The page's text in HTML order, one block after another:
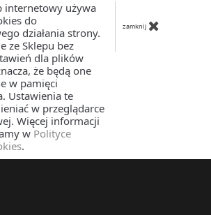
internetowy używa
do
działania strony.
ze Sklepu bez
dla plików
że będą one
w pamięci
Ustawienia te
w przeglądarce
Więcej informacji
w Polityce
.
zamknij